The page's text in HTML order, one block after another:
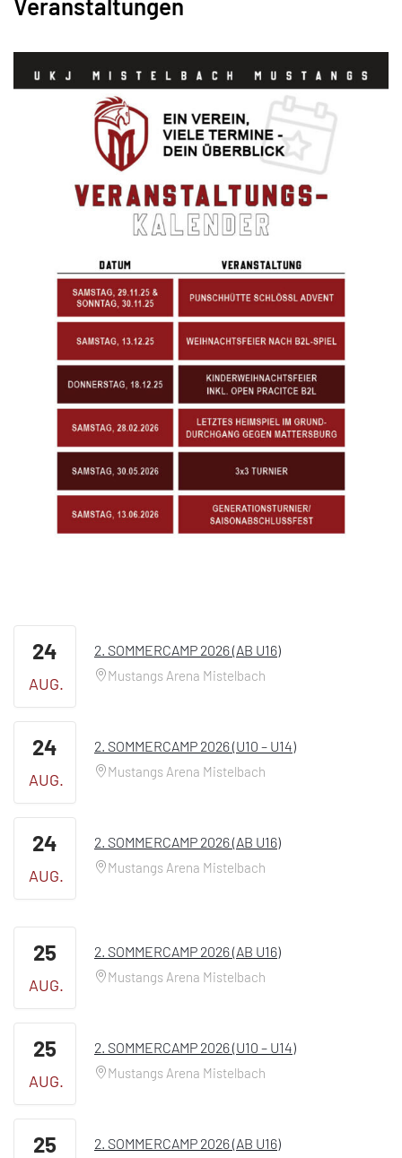
24
AUG.
2. SOMMERCAMP 2026 (AB U16)
Mustangs Arena Mistelbach
24
AUG.
2. SOMMERCAMP 2026 (U10 – U14)
Mustangs Arena Mistelbach
24
AUG.
2. SOMMERCAMP 2026 (AB U16)
Mustangs Arena Mistelbach
25
AUG.
2. SOMMERCAMP 2026 (AB U16)
Mustangs Arena Mistelbach
25
AUG.
2. SOMMERCAMP 2026 (U10 – U14)
Mustangs Arena Mistelbach
25 2. SOMMERCAMP 2026 (AB U16)